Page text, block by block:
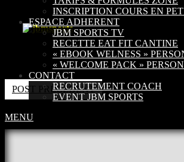
INSCRIPTION COURS EN
ESPACE ADHERENT
JBM SPORTS TV
RECETTE EAT FIT CANTINE
« EBOOK WELNESS »
« WELCOME PACK »
CONTACT
RECRUTEMENT COACH
EVENT JBM SPORTS
MENU
POST PRÉCÉDENT
Les commentaires sont fermés